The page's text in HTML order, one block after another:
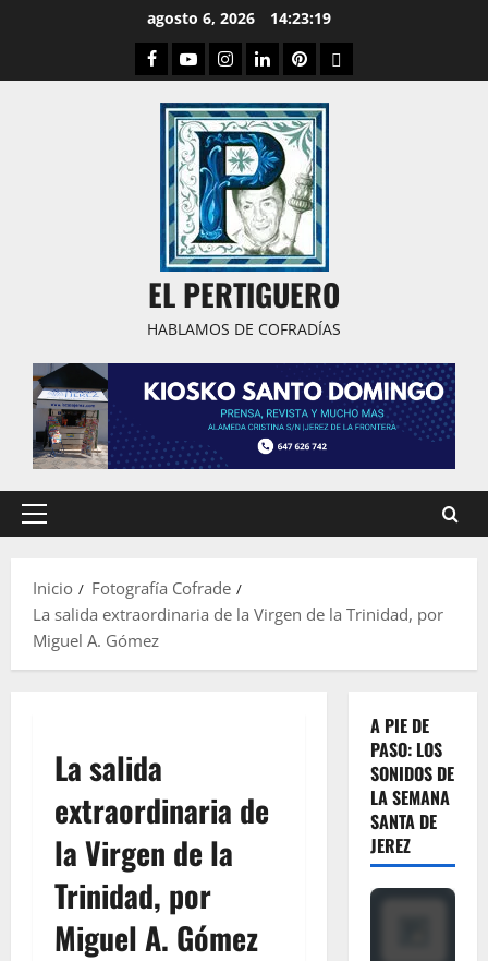
agosto 6, 2026 14:23:20
Facebook
YoutubeInstagram
LinkedPinterestDribbble
EL PERTIGUERO
HABLAMOS DE COFRADÍAS
Menú
Inicio
Fotografía Cofrade
La salida extraordinaria de la Virgen de la Trinidad, por
Miguel A. Gómez
La salida
extraordinaria de
la Virgen de la
Trinidad, por
Miguel A. Gómez
A PIE DE
PASO: LOS
SONIDOS DE
LA SEMANA
SANTA DE
JEREZ